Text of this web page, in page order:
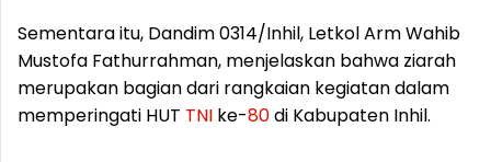
Sementara itu, Dandim 0314/Inhil, Letkol Arm Wahib
Mustofa Fathurrahman, menjelaskan bahwa ziarah
merupakan bagian dari rangkaian kegiatan dalam
memperingati HUT TNI ke-80di Kabupaten Inhil.